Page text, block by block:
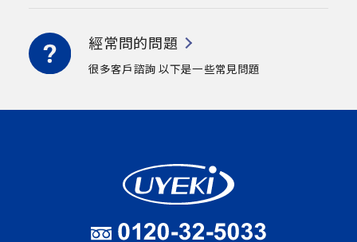
經常問的問題
很多客戶諮詢 以下是一些常見問題